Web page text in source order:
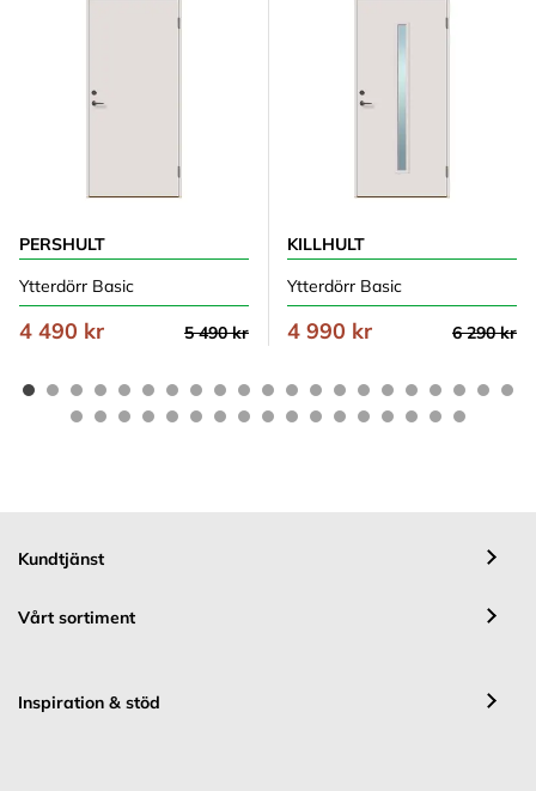
PERSHULT
Ytterdörr Basic
4 490 kr 5 490 kr
KILLHULT
Ytterdörr Basic
4 990 kr 6 290 kr
Kundtjänst
Vårt sortiment
Inspiration & stöd